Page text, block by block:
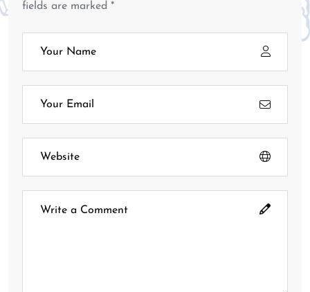
fields are marked *